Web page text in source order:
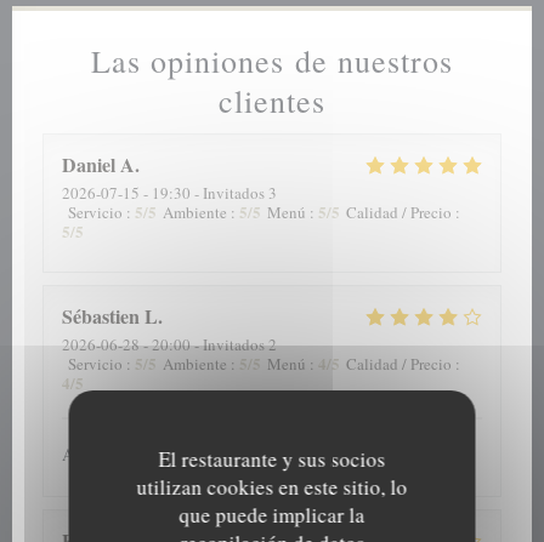
El restaurante y sus socios
utilizan cookies en este sitio, lo
que puede implicar la
Las opiniones de nuestros
clientes
DanielA
2026-07-15 - 19:30 - Invitados 3
Servicio : 5/5 Ambiente : 5/5 Menú : 5/5 Calidad / Precio :
5/5
SébastienL
2026-06-28- 20:00 - Invitados 2
Servicio : 5/5 Ambiente : 5/5 Menú : 4/5 Calidad / Precio :
4/5
Ambiance sympa, belle déco et bonnes planches corses